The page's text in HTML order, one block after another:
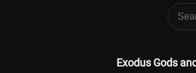
Exodus Gods